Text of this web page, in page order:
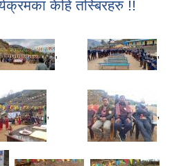
केहि तस्बिरहरु !!
, ,
, ,